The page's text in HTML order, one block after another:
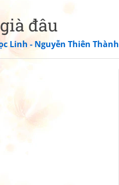
đâu
Linh - Nguyễn Thiên Thành